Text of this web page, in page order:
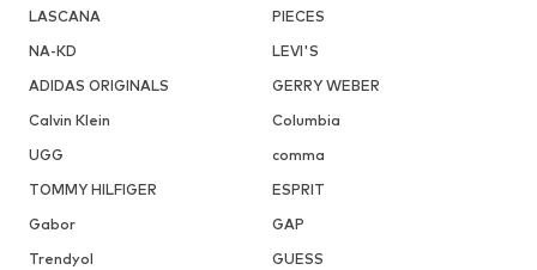
LASCANA
PIECES
NA-KD
LEVI'S
ADIDAS ORIGINALS
GERRY WEBER
Calvin Klein
Columbia
UGG
comma
TOMMY HILFIGER
ESPRIT
Gabor
GAP
Trendyol
GUESS